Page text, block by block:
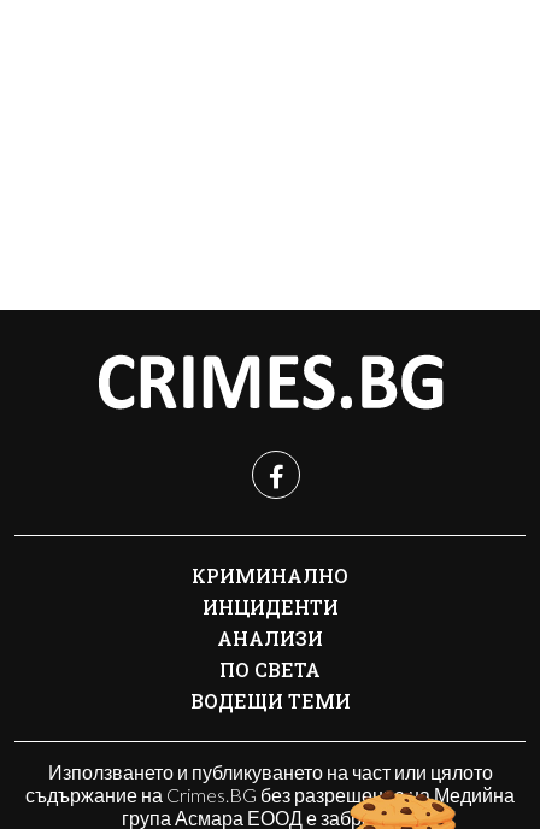
КРИМИНАЛНО
ИНЦИДЕНТИ
АНАЛИЗИ
ПО СВЕТА
ВОДЕЩИ ТЕМИ
Използването и публикуването на част или цялото
съдържание на Crimes.BG без разрешение на Медийна
група Асмара ЕООД е забранено.